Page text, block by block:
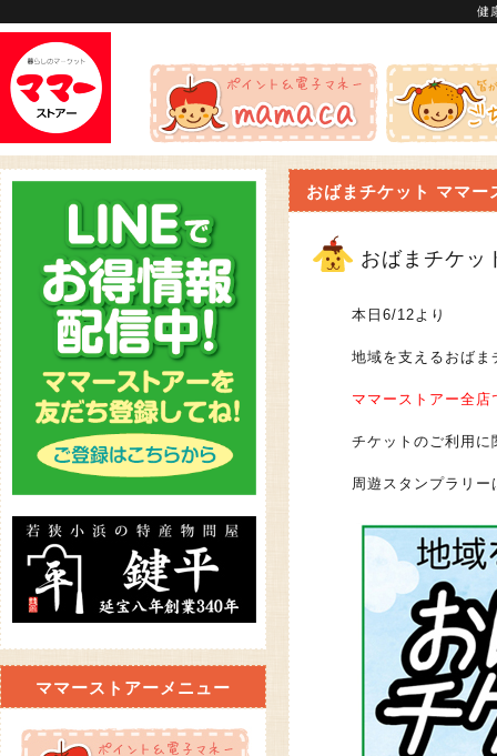
健
おばまチケット ママー
おばまチケッ
本日6/12より
地域を支えるおばま
ママーストアー全
チケットのご利用に
周遊スタンプラリ
ママーストアーメニュー